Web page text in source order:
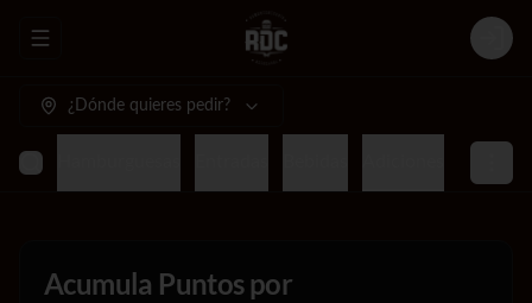
Abrir menu de navegación Login
¿Dónde quieres pedir?
Acumula Puntos por